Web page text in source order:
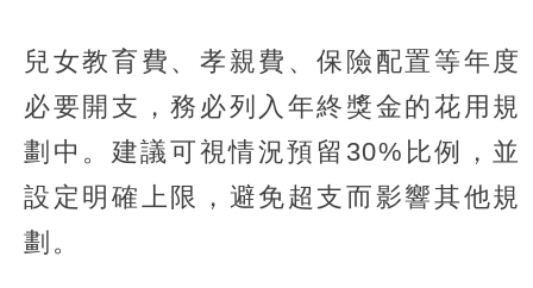
兒女教育費、孝親費、保險配置等年度
必要開支，務必列入年終獎金的花用規
劃中。建議可視情況預留30%比例，並
設定明確上限，避免超支而影響其他規
劃。